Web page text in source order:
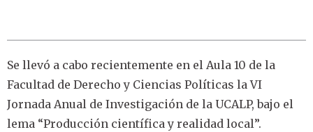
Se llevó a cabo recientemente en el Aula 10 de la
Facultad de Derecho y Ciencias Políticas la VI
Jornada Anual de Investigación de la UCALP, bajo el
lema “Producción científica y realidad local”.